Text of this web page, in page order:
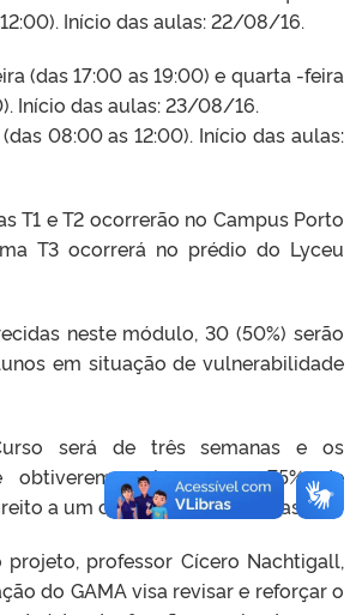
Início das aulas: 22/08/16.
(das 17:00 as 19:00) e quarta -feira
Início das aulas: 23/08/16.
08:00 as 12:00). Início das aulas:
T1 e T2 ocorrerão no Campus Porto
T3 ocorrerá no prédio do Lyceu
neste módulo, 30 (50%) serão
em situação de vulnerabilidade
será de três semanas e os
obtiverem pelo menos 75% de
a um certificado de 12 horas.
professor Cícero Nachtigall,
do GAMA visa revisar e reforçar o